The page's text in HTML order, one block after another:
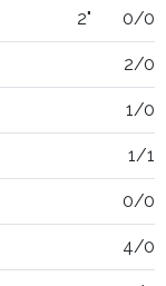
2" 0/0
2/0
1/0
1/1
0/0
4/0